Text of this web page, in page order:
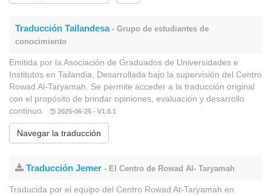
Traducción Tailandesa- Grupo de estudiantes de
conocimiento
Emitida por la Asociación de Graduados de Universidades e
Institutos en Tailandia. Desarrollada bajo la supervisión del Centro
Rowad Al-Taryamah. Se permite acceder a la traducción original
con el propósito de brindar opiniones, evaluación y desarrollo
continuo.
2025-06-25 - V1.0.1
Navegar la traducción
Traducción Jemer - El Centro de Rowad Al- Taryamah
Traducida por el equipo del Centro Rowad At-Taryamah en